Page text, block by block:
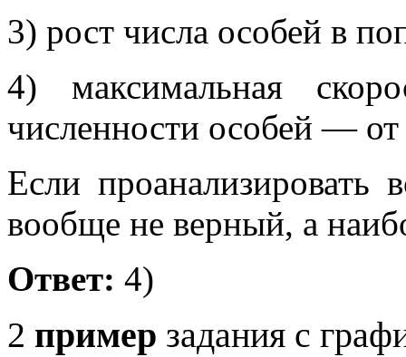
3) рост числа особей в
4) максимальная
численности особей —
Если
вообще не верный, а
Ответ: 4)
2 пример задания с